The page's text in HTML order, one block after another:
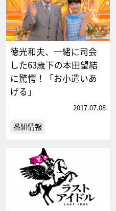
徳光和夫、一緒に司会
した63歳下の本田望結
に驚愕！「お小遣いあ
げる」
2017.07.08
番組情報